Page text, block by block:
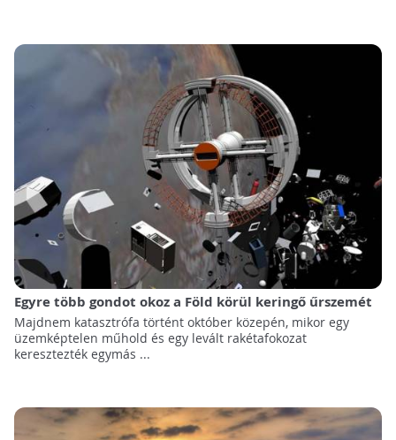
Egyre több gondot okoz a Föld körül keringő űrszemét
Majdnem katasztrófa történt október közepén, mikor egy
üzemképtelen műhold és egy levált rakétafokozat
keresztezték egymás ...